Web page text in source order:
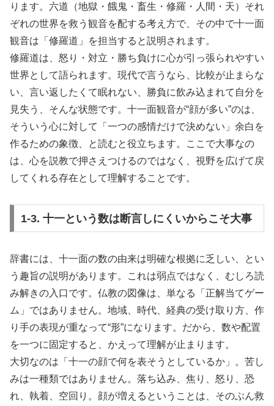
ります。六道（地獄・餓鬼・畜生・修羅・人間・天）それ
ぞれの世界を救う観音を配する考え方で、その中で十一面
観音は「修羅道」を担当すると説明されます。
修羅道は、怒り・対立・勝ち負けに心が引っ張られやすい
世界として語られます。現代で言うなら、比較が止まらな
い、言い返したくて眠れない、勝負に飲み込まれて自分を
見失う、そんな状態です。十一面観音が“顔が多い”のは、
そういう心に対して「一つの感情だけで決めない」余白を
作るための象徴、と読むと役立ちます。ここで大事なの
は、心を説教で押さえつけるのではなく、視野を広げて戻
してくれる存在として理解することです。
1-3. 十一という数は断言しにくいからこそ大事
辞書には、十一面の数の由来は明確な根拠に乏しい、とい
う趣旨の説明があります。これは弱点ではなく、むしろ読
み解きの入口です。仏教の図像は、単なる「正解当てゲー
ム」ではありません。地域、時代、経典の受け取り方、作
り手の表現が重なって“形”になります。だから、数や配置
を一つに固定すると、かえって理解が止まります。
大切なのは「十一の顔で何を表そうとしているか」。苦し
みは一種類ではありません。落ち込み、焦り、怒り、恐
れ、執着、空回り。顔が増えるということは、そのぶん救